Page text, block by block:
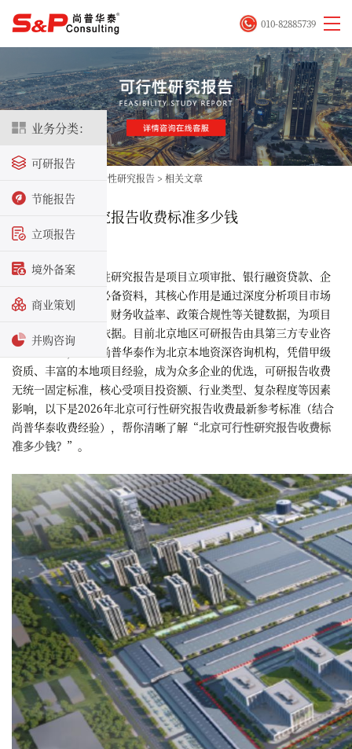
业务分类：
可研报告
节能报告
立项报告
境外备案
商业策划
并购咨询
010-82885739
可行性研究报告 > 相关文章
北京可行性研究报告收费标准多少钱
2026-05-18
在北京，可行性研究报告是项目立项审批、银行融资贷款、企
业投资决策的核心必备资料，其核心作用是通过深度分析项目市场
前景、技术可行性、财务收益率、政策合规性等关键数据，为项目
单位提供科学决策依据。目前北京地区可研报告由具第三方专业咨
询机构编制，其中尚普华泰作为北京本地资深咨询机构，凭借甲级
资质、丰富的本地项目经验，成为众多企业的优选，可研报告收费
无统一固定标准，核心受项目投资额、行业类型、复杂程度等因素
影响，以下是2026年北京可行性研究报告收费最新参考标准（结合
尚普华泰收费经验），帮你清晰了解“北京可行性研究报告收费标
准多少钱？ ”。